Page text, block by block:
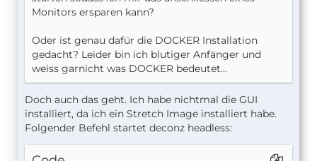
Monitors ersparen kann?
Oder ist genau dafür die DOCKER Installation
gedacht? Leider bin ich blutiger Anfänger und
weiss garnicht was DOCKER bedeutet...
Doch auch das geht. Ich habe nichtmal die GUI
installiert, da ich ein Stretch Image installiert habe.
Folgender Befehl startet deconz headless: